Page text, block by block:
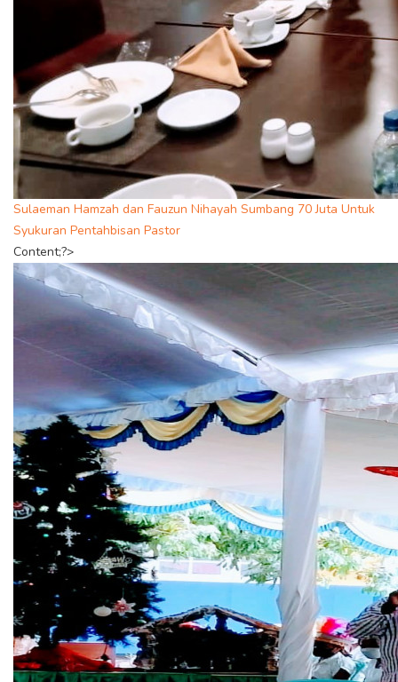
Sulaeman Hamzah dan Fauzun Nihayah Sumbang 70 Juta Untuk
Syukuran Pentahbisan Pastor
Content;?>